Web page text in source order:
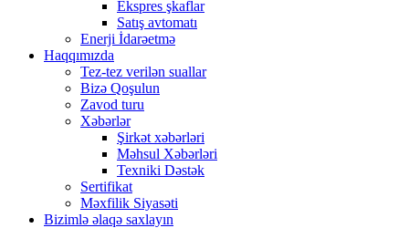
Ekspres şkaflar
Satış avtomatı
Enerji İdarəetmə
Haqqımızda
Tez-tez verilən suallar
Bizə Qoşulun
Zavod turu
Xəbərlər
Şirkət xəbərləri
Məhsul Xəbərləri
Texniki Dəstək
Sertifikat
Məxfilik Siyasəti
Bizimlə əlaqə saxlayın